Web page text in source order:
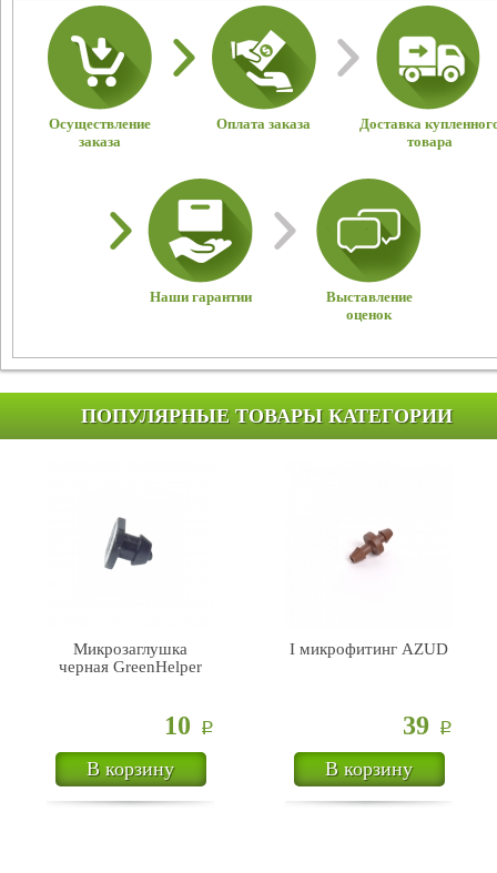
Осуществление
заказа
Оплата заказа
Доставка
товара
Наши гарантии
Выставление
оценок
ПОПУЛЯРНЫЕ ТОВАРЫ КАТЕГОРИИ
Микрозаглушка
черная GreenHelper
10 Р
В корзину
I микрофитинг AZUD
39 Р
В корзину